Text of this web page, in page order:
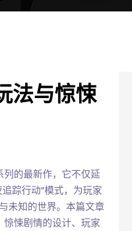
法与惊悚
的最新作，它不仅延
踪行动”模式，为玩家
未知的世界。本篇文章
悚剧情的设计、玩家